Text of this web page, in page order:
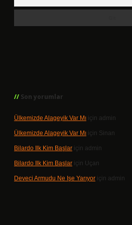
Son yorumlar
Ülkemizde Alageyik Var Mı için admin
Ülkemizde Alageyik Var Mı için Sinan
Bilardo Ilk Kim Başlar için admin
Bilardo Ilk Kim Başlar için Uçan
Deveci Armudu Ne Işe Yarıyor için admin